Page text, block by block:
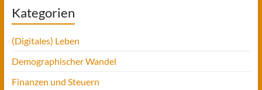
Kategorien
(Digitales) Leben
Demographischer Wandel
Finanzen und Steuern